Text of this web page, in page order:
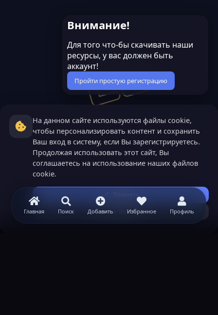
Главная Поиск Добавить Избранное Профиль
Внимание!
Для того что-бы скачивать наши
ресурсы, у вас должен быть
аккаунт!
Пройти простую регистрацию
На данном сайте используются файлы cookie,
чтобы персонализировать контент и сохранить
Ваш вход в систему, если Вы зарегистрируетесь.
Продолжая использовать этот сайт, Вы
соглашаетесь на использование наших файлов
cookie.
Принять
Узнать больше...